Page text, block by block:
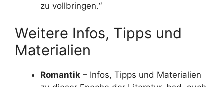
zu vollbringen.“
Weitere Infos, Tipps und
Materialien
Romantik – Infos, Tipps und Materialien